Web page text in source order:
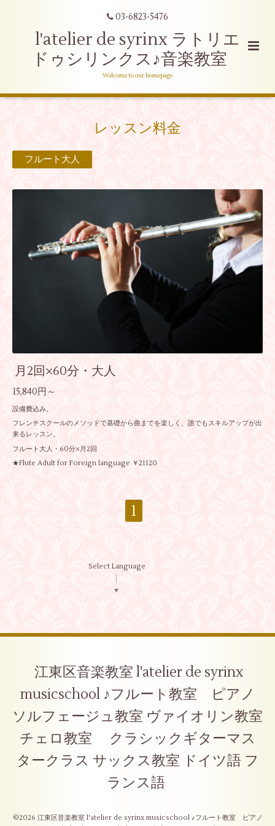
03-6823-5476
l'atelier de syrinx ラトリエ
ドゥシリンクス♪音楽教室
Welcome to our homepage
レッスン料金
フルート大人
月2回×60分・大人
15,840円～
設備費込み。
フレンチスクールのメソッドで基礎から曲までを楽しく、誰でもスキルアップが出
来るレッスン。
フルート大人・60分×月2回
★Flute Adult for Foreign language ￥21120
1
Select Language
▼
江東区音楽教室 l'atelier de syrinx
musicschool ♪フルート教室 ピアノ
ソルフェージュ教室 ヴァイオリン教室
チェロ教室 クラシックギターマス
タークラス サックス教室 ドイツ語 フ
ランス語
©2026 江東区音楽教室 l'atelier de syrinx musicschool ♪フルート教室 ピアノ